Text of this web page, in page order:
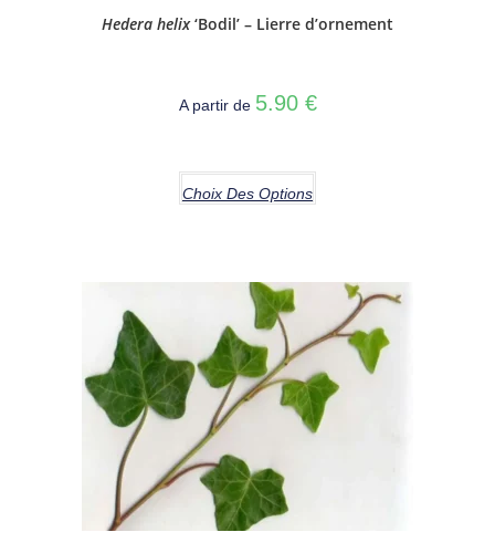
Hedera helix‘Bodil’ – Lierre d’ornement
A partir de 5.90 €
Choix Des Options